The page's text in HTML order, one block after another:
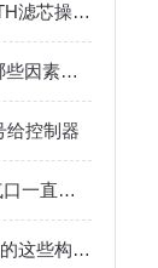
看完就会、更换REXROTH滤芯操作自如
SMC过滤器使用寿命由哪些因素决定？日常维护是关键
给控制器
如何解决CKD电磁阀排气口一直漏气的问题
REXROTH轴承滚珠系统的这些构造具备哪些功能